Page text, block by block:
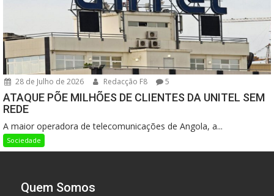
28 de Julho de 2026 Redacção F8 5
ATAQUE PÕE MILHÕES DE CLIENTES DA UNITEL SEM
REDE
A maior operadora de telecomunicações de Angola, a...
Sociedade
Quem Somos